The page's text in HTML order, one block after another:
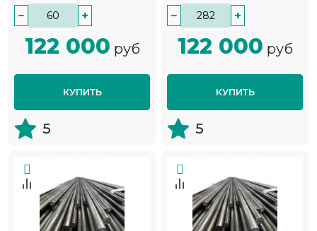
− +
122 000 руб
КУПИТЬ
5
− +
122 000 руб
КУПИТЬ
5